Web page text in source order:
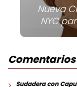
Nueva
NYC
Sudadera con